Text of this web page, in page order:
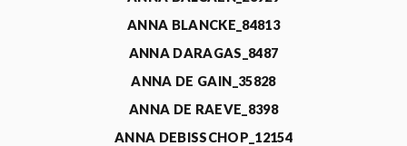
ANNA BLANCKE_84813
ANNA DARAGAS_8487
ANNA DE GAIN_35828
ANNA DE RAEVE_8398
ANNA DEBISSCHOP_12154